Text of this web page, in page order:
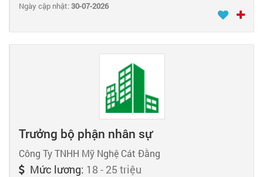
Ngày cập nhật:30-07-2026
Trưởng bộ phận nhân sự
Công Ty TNHH Mỹ Nghệ Cát Đằng
Mức lương: 18 - 25 triệu